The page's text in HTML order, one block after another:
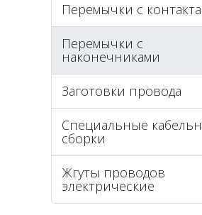
Перемычки с
Перемычки с
наконечниками
Заготовки провода
Специальные
сборки
Жгуты проводов
электрические